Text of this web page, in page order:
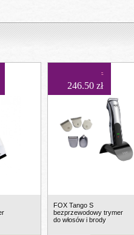
246.50 zł
FOX Tango S
bezprzewodowy trymer
do włosów i brody